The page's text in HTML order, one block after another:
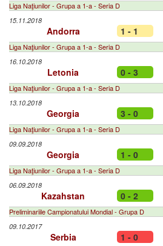
Liga Naţiunilor - Grupa a 1-a - Seria D
15.11.2018
Andorra 1 - 1
Liga Naţiunilor - Grupa a 1-a - Seria D
16.10.2018
Letonia 0 - 3
Liga Naţiunilor - Grupa a 1-a - Seria D
13.10.2018
Georgia 3 - 0
Liga Naţiunilor - Grupa a 1-a - Seria D
09.09.2018
Georgia 1 - 0
Liga Naţiunilor - Grupa a 1-a - Seria D
06.09.2018
Kazahstan 0 - 2
Preliminariile Campionatului Mondial - Grupa D
09.10.2017
Serbia 1 - 0